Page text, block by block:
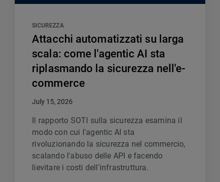
SICUREZZA
Attacchi automatizzati su larga
scala: come l'agentic AI sta
riplasmando la sicurezza nell'e-
commerce
July 15, 2026
Il rapporto SOTI sulla sicurezza esamina il
modo con cui l'agentic AI sta
rivoluzionando la sicurezza nel commercio,
scalando l'abuso delle API e facendo
lievitare i costi dell'infrastruttura.